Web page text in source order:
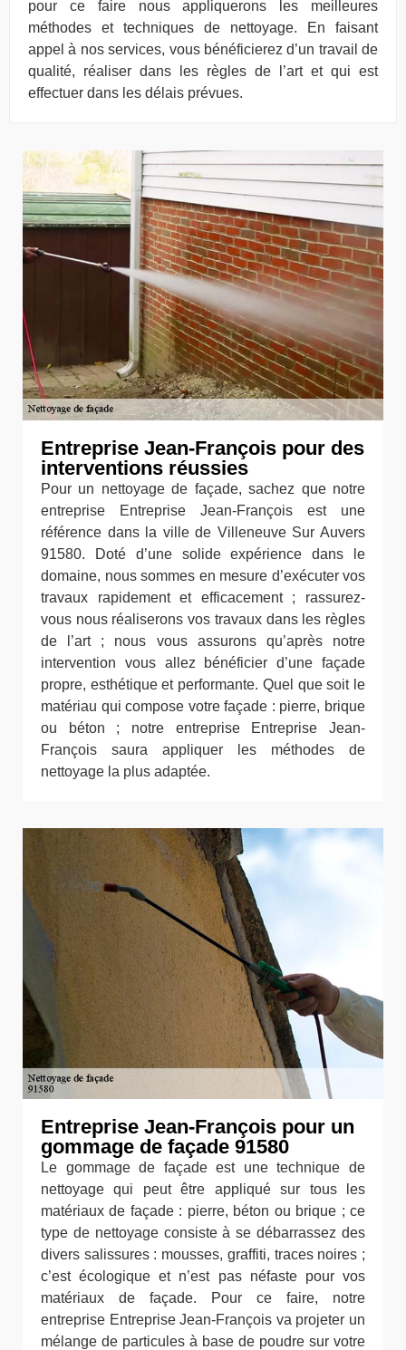
pour ce faire nous appliquerons les meilleures
méthodes et techniques de nettoyage. En faisant
appel à nos services, vous bénéficierez d’un travail de
qualité, réaliser dans les règles de l’art et qui est
effectuer dans les délais prévues.
Entreprise Jean-François pour des
interventions réussies
Pour un nettoyage de façade, sachez que notre
entreprise Entreprise Jean-François est une
référence dans la ville de Villeneuve Sur Auvers
91580. Doté d’une solide expérience dans le
domaine, nous sommes en mesure d’exécuter vos
travaux rapidement et efficacement ; rassurez-
vous nous réaliserons vos travaux dans les règles
de l’art ; nous vous assurons qu’après notre
intervention vous allez bénéficier d’une façade
propre, esthétique et performante. Quel que soit le
matériau qui compose votre façade : pierre, brique
ou béton ; notre entreprise Entreprise Jean-
François saura appliquer les méthodes de
nettoyage la plus adaptée.
Entreprise Jean-François pour un
gommage de façade 91580
Le gommage de façade est une technique de
nettoyage qui peut être appliqué sur tous les
matériaux de façade : pierre, béton ou brique ; ce
type de nettoyage consiste à se débarrassez des
divers salissures : mousses, graffiti, traces noires ;
c’est écologique et n’est pas néfaste pour vos
matériaux de façade. Pour ce faire, notre
entreprise Entreprise Jean-François va projeter un
mélange de particules à base de poudre sur votre